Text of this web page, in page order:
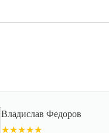
Владислав Федоров
★★★★★